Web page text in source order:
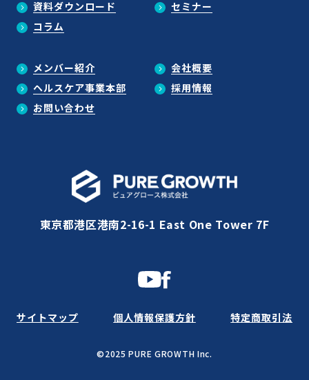
資料ダウンロード
セミナー
コラム
メンバー紹介
会社概要
ヘルスケア事業本部
採用情報
お問い合わせ
東京都港区港南2-16-1 East One Tower 7F
©2025 PURE GROWTH Inc.
サイトマップ 個人情報保護方針 特定商取引法